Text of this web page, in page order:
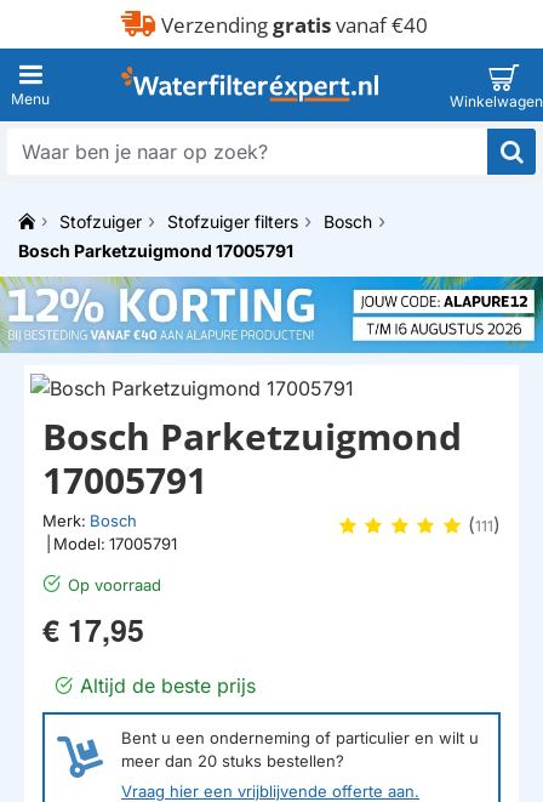
Verzendinggratisvanaf €40
Waar
naar
oph
m
e
Stofzuiger Stofzuiger filters
Bosch
Bosch Parketzuigmond 17005791
Op voorraad
Bosch Parketzuigmond
17005791
Merk: Bosch
Model: 17005791
(111)
€ 17,95
Altijd de beste prijs
Bent u een onderneming of particulier en wilt u
meer dan 20 stuks bestellen?
Vraag hier een vrijblijvende offerte aan.